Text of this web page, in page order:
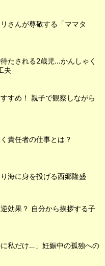
さんが尊敬する「ママタ
たされる2歳児...かんしゃく
夫
すめ！ 親子で観察しながら
責任者の仕事とは？
海に身を投げる西郷隆盛
効果？ 自分から挨拶する子
に私だけ…」妊娠中の孤独への